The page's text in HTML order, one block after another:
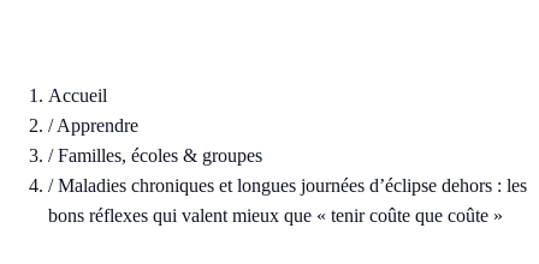
Accueil
/Apprendre
/Familles, écoles & groupes
/Maladies chroniques et longues journées d’éclipse dehors : les
bons réflexes qui valent mieux que « tenir coûte que coûte »